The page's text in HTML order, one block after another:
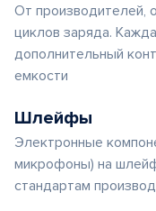
От производителей,
циклов заряда.
дополнительный
емкости
Шлейфы
Электронные
микрофоны) на
стандартам